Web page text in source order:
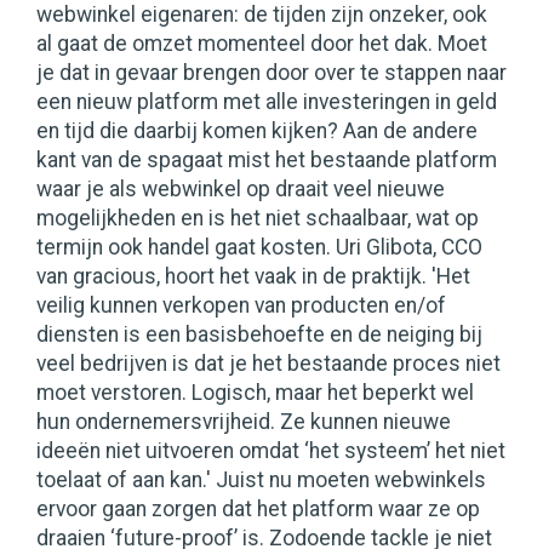
webwinkel eigenaren: de tijden zijn onzeker, ook
al gaat de omzet momenteel door het dak. Moet
je dat in gevaar brengen door over te stappen naar
een nieuw platform met alle investeringen in geld
en tijd die daarbij komen kijken? Aan de andere
kant van de spagaat mist het bestaande platform
waar je als webwinkel op draait veel nieuwe
mogelijkheden en is het niet schaalbaar, wat op
termijn ook handel gaat kosten. Uri Glibota, CCO
van gracious, hoort het vaak in de praktijk. 'Het
veilig kunnen verkopen van producten en/of
diensten is een basisbehoefte en de neiging bij
veel bedrijven is dat je het bestaande proces niet
moet verstoren. Logisch, maar het beperkt wel
hun ondernemersvrijheid. Ze kunnen nieuwe
ideeën niet uitvoeren omdat ‘het systeem’ het niet
toelaat of aan kan.' Juist nu moeten webwinkels
ervoor gaan zorgen dat het platform waar ze op
draaien ‘future-proof’ is. Zodoende tackle je niet